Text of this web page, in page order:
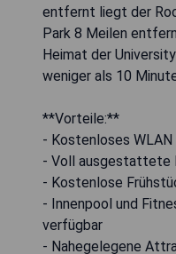
entfernt liegt der
Park 8 Meilen
Heimat der
weniger als 10
**Vorteile:**
- Kostenloses WLAN
- Voll ausgestattete
- Kostenlose
- Innenpool und
verfügbar
- Nahegelegene